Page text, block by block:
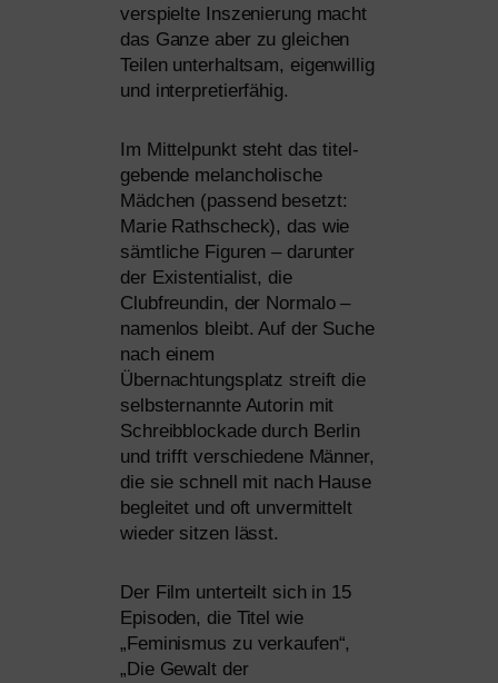
ver­spiel­te Inszenierung macht
das Ganze aber zu glei­chen
Teilen unter­halt­sam, eigen­wil­lig
und interpretierfähig.
Im Mittelpunkt steht das titel­
ge­ben­de melan­cho­li­sche
Mädchen (pas­send besetzt:
Marie Rathscheck), das wie
sämt­li­che Figuren – dar­un­ter
der Existentialist, die
Clubfreundin, der Normalo –
namen­los bleibt. Auf der Suche
nach einem
Übernachtungsplatz streift die
selbst­er­nann­te Autorin mit
Schreibblockade durch Berlin
und trifft ver­schie­de­ne Männer,
die sie schnell mit nach Hause
beglei­tet und oft unver­mit­telt
wie­der sit­zen lässt.
Der Film unter­teilt sich in 15
Episoden, die Titel wie
„Feminismus zu ver­kau­fen“,
„Die Gewalt der